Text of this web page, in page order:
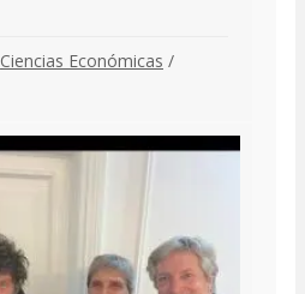
Ciencias Económicas /